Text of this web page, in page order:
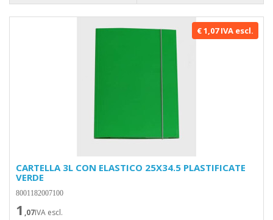
€ 1,07 IVA escl.
CARTELLA 3L CON ELASTICO 25X34.5 PLASTIFICATE
VERDE
8001182007100
1 ,07IVA escl.